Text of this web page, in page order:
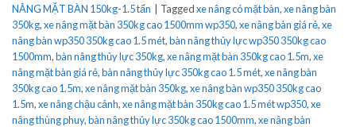
NÂNG MẶT BÀN 150kg-1.5 tấn
Taggedxe nâng có mặt bàn,xe nâng bàn
350kg,xe nâng mặt bàn 350kg cao 1500mm wp350,xe nâng bàn giá rẻ,xe
nâng bàn wp350 350kg cao 1.5 mét,bàn nâng thủy lực wp350 350kg cao
1500mm,bàn nâng thủy lực 350kg,xe nâng mặt bàn 350kg cao 1.5m,xe
nâng mặt bàn giá rẻ,bàn nâng thủy lực 350kg cao 1.5 mét,xe nâng bàn
350kg cao 1.5m,xe nâng mặt bàn 350kg,xe nâng bàn wp350 350kg cao
1.5m,xe nâng chậu cảnh,xe nâng mặt bàn 350kg cao 1.5 mét wp350,xe
nâng thùng phuy,bàn nâng thủy lực 350kg cao 1500mm,xe nâng bàn